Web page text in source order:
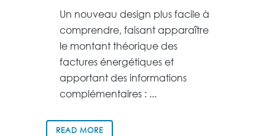
Un nouveau design plus facile à
comprendre, faisant apparaître
le montant théorique des
factures énergétiques et
apportant des informations
complémentaires : ...
READ MORE